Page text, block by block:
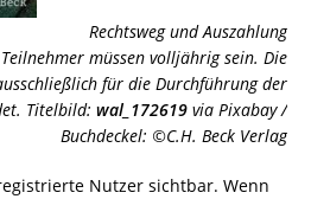
Rechtsweg und Auszahlung
müssen volljährig sein. Die
für die Durchführung der
Titelbild: wal_172619 via Pixabay /
Buchdeckel: ©C.H. Beck Verlag
Nutzer sichtbar. Wenn